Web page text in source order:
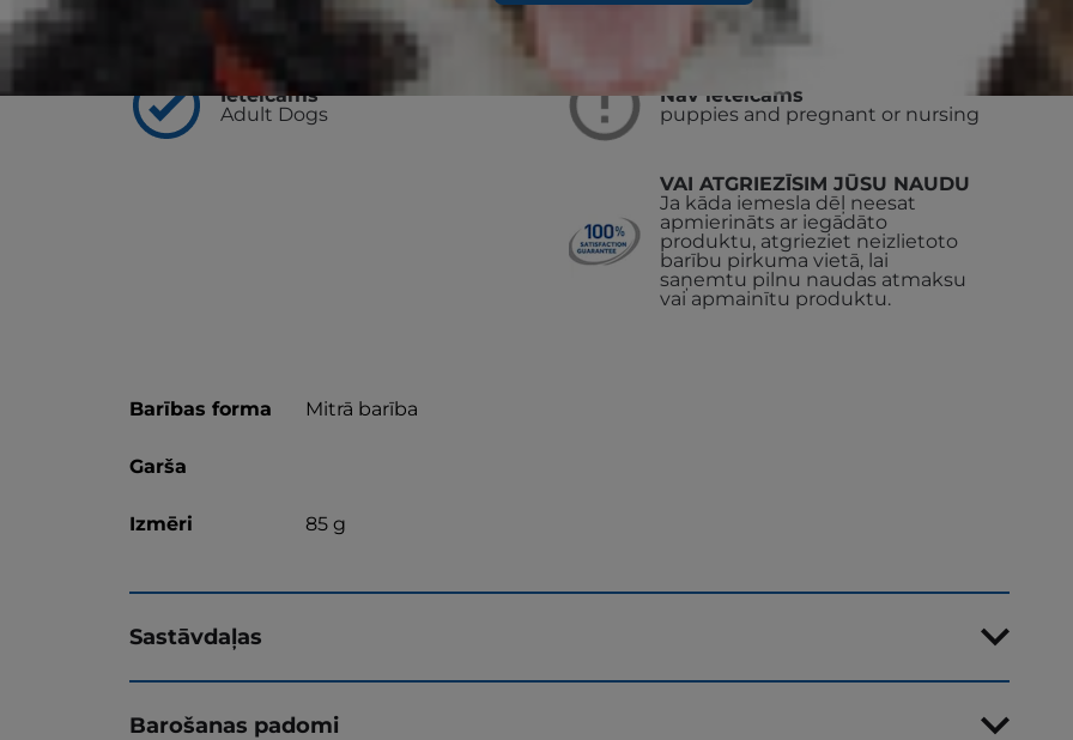
Ieteicams
Adult Dogs
Nav ieteicams
puppies and pregnant or nursing
VAI ATGRIEZĪSIM JŪSU NAUDU
Ja kāda iemesla dēļ neesat
apmierināts ar iegādāto
produktu, atgrieziet neizlietoto
barību pirkuma vietā, lai
saņemtu pilnu naudas atmaksu
vai apmainītu produktu.
Barības forma Mitrā barība
Garša
Izmēri 85 g
Sastāvdaļas
Barošanas padomi